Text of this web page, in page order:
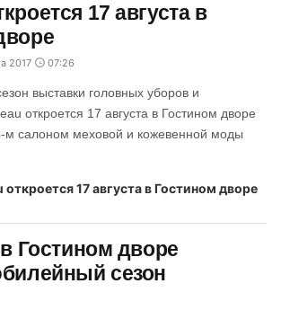
17 августа в
2017 07:26
выставки головных уборов и
откроется 17 августа в Гостином дворе
м салоном меховой и кожевенной моды
в Гостином дворе
сезон